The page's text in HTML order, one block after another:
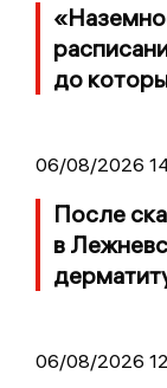
до
06/08/2026
После
в
06/08/2026